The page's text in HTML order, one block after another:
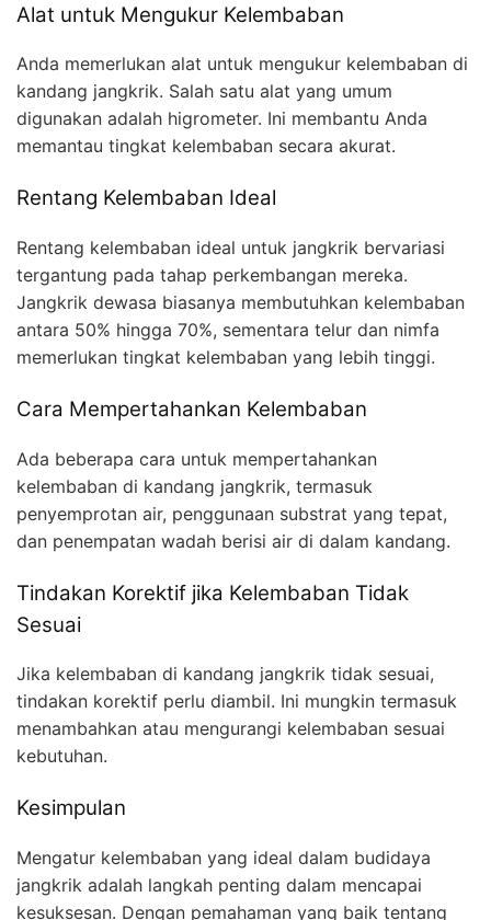
Alat untuk Mengukur Kelembaban
Anda memerlukan alat untuk mengukur kelembaban di
kandang jangkrik. Salah satu alat yang umum
digunakan adalah higrometer. Ini membantu Anda
memantau tingkat kelembaban secara akurat.
Rentang Kelembaban Ideal
Rentang kelembaban ideal untuk jangkrik bervariasi
tergantung pada tahap perkembangan mereka.
Jangkrik dewasa biasanya membutuhkan kelembaban
antara 50% hingga 70%, sementara telur dan nimfa
memerlukan tingkat kelembaban yang lebih tinggi.
Cara Mempertahankan Kelembaban
Ada beberapa cara untuk mempertahankan
kelembaban di kandang jangkrik, termasuk
penyemprotan air, penggunaan substrat yang tepat,
dan penempatan wadah berisi air di dalam kandang.
Tindakan Korektif jika Kelembaban Tidak
Sesuai
Jika kelembaban di kandang jangkrik tidak sesuai,
tindakan korektif perlu diambil. Ini mungkin termasuk
menambahkan atau mengurangi kelembaban sesuai
kebutuhan.
Kesimpulan
Mengatur kelembaban yang ideal dalam budidaya
jangkrik adalah langkah penting dalam mencapai
kesuksesan. Dengan pemahaman yang baik tentang